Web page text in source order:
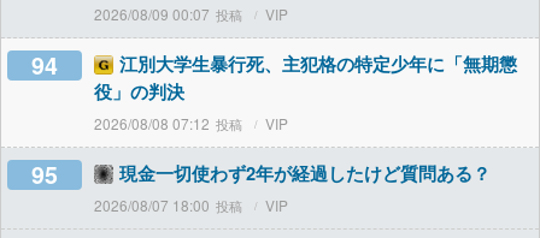
2026/08/09 00:07 VIP
94
江別大学生暴行死、主犯格の特定少年に「無期懲
役」の判決
2026/08/08 07:12 VIP
95 現金一切使わず2年が経過したけど質問ある？
2026/08/07 18:00 VIP